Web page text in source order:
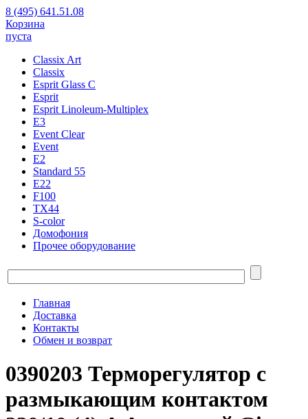
8 (495) 641.51.08
Корзина
пуста
Classix Art
Classix
Esprit Glass C
Esprit
Esprit Linoleum-Multiplex
E3
Event Clear
Event
E2
Standard 55
E22
F100
TX44
S-color
Домофония
Прочее оборудование
Главная
Доставка
Контакты
Обмен и возврат
0390203 Терморегулятор с
размыкающим контактом